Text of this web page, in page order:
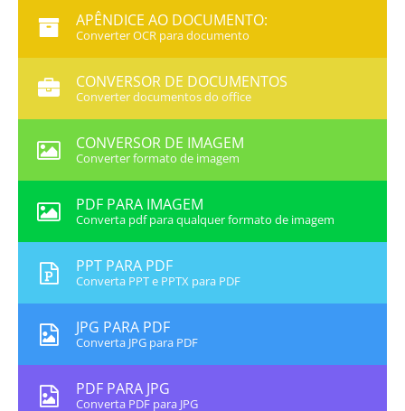
APÊNDICE AO DOCUMENTO:
Converter OCR para documento
CONVERSOR DE DOCUMENTOS
Converter documentos do office
CONVERSOR DE IMAGEM
Converter formato de imagem
PDF PARA IMAGEM
Converta pdf para qualquer formato de imagem
PPT PARA PDF
Converta PPT e PPTX para PDF
JPG PARA PDF
Converta JPG para PDF
PDF PARA JPG
Converta PDF para JPG